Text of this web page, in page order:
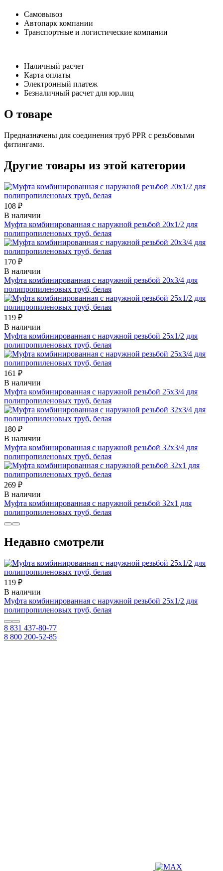
Самовывоз
Автопарк компании
Транспортные и логистические компании
Наличный расчет
Карта оплаты
Электронный платеж
Безналичный расчет для юр.лиц
О товаре
Предназначены для соединения труб PPR с резьбовыми
фитингами.
Другие товары из этой категории
108 ₽
В наличии
Муфта комбинированная с наружной резьбой 20х1/2 для
полипропиленовых труб, белая
170 ₽
В наличии
Муфта комбинированная с наружной резьбой 20х3/4 для
полипропиленовых труб, белая
119 ₽
В наличии
Муфта комбинированная с наружной резьбой 25х1/2 для
полипропиленовых труб, белая
161 ₽
В наличии
Муфта комбинированная с наружной резьбой 25х3/4 для
полипропиленовых труб, белая
180 ₽
В наличии
Муфта комбинированная с наружной резьбой 32х3/4 для
полипропиленовых труб, белая
269 ₽
В наличии
Муфта комбинированная с наружной резьбой 32х1 для
полипропиленовых труб, белая
Недавно смотрели
119 ₽
В наличии
Муфта комбинированная с наружной резьбой 25х1/2 для
полипропиленовых труб, белая
8 831 437-80-77
8 800 200-52-85